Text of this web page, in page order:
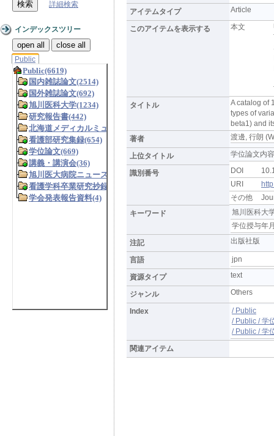
詳細検索
インデックスツリー
open all close all
Public
アイテムタイプ Article
このアイテムを表示する 本文
タイトル
A catalog of
types of
beta1) and
著者
渡邊, 行朗
上位タイトル 学位論文内
識別番号 DOI
URI
その他
キーワード
旭川医科大
学位授与年
注記
出版社版
言語 jpn
資源タイプ text
ジャンル Others
Index
/ Public
/ Public / 学
/ Public / 学
関連アイテム